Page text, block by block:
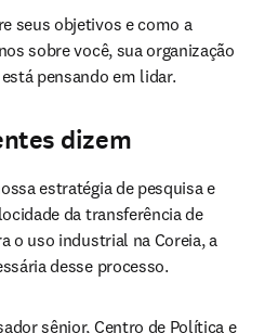
seus objetivos e como a
sobre você, sua organização
pensando em lidar.
dizem
estratégia de pesquisa e
da transferência de
o uso industrial na Coreia, a
desse processo.
sênior, Centro de Política e